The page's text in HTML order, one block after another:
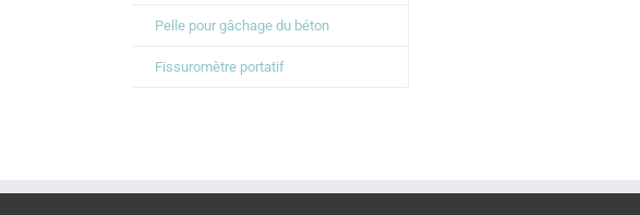
Pelle pour gâchage du béton
Fissuromètre portatif